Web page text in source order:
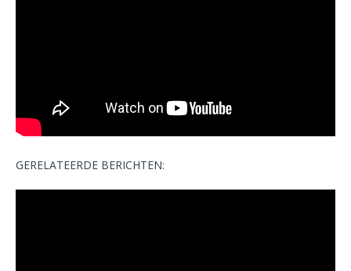
GERELATEERDE BERICHTEN: